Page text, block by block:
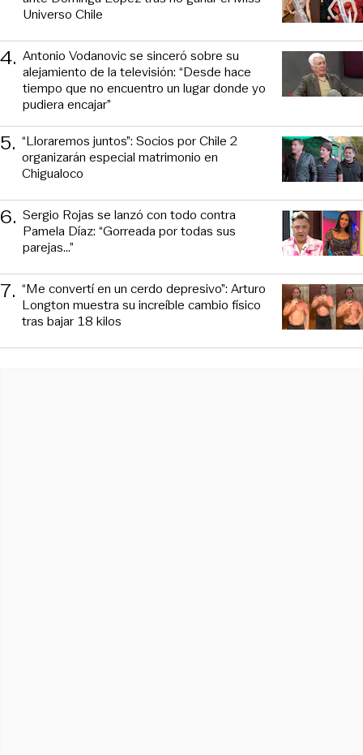
Universo Chile
4. Antonio Vodanovic se sinceró sobre su
alejamiento de la televisión: “Desde hace
tiempo que no encuentro un lugar donde yo
pudiera encajar”
5. “Lloraremos juntos”: Socios por Chile 2
organizarán especial matrimonio en
Chigualoco
6. Sergio Rojas se lanzó con todo contra
Pamela Díaz: “Gorreada por todas sus
parejas…”
7. “Me convertí en un cerdo depresivo”: Arturo
Longton muestra su increíble cambio físico
tras bajar 18 kilos